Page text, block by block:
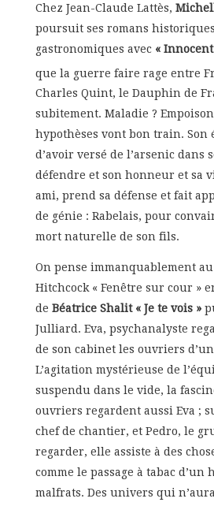
Chez Jean-Claude Lattès,
poursuit ses romans
gastronomiques avec «
que la guerre faire rage entre
Charles Quint, le Dauphin de
subitement. Maladie ?
hypothèses vont bon train. Son
d’avoir versé de l’arsenic dans
défendre et son honneur et sa
ami, prend sa défense et fait
de génie : Rabelais, pour
mort naturelle de son fils.
On pense immanquablement
Hitchcock « Fenêtre sur cour »
de Béatrice Shalit « Je te vois »
Julliard. Eva, psychanalyste
de son cabinet les ouvriers
L’agitation mystérieuse de
suspendu dans le vide, la
ouvriers regardent aussi Eva ;
chef de chantier, et Pedro, le
regarder, elle assiste à des
comme le passage à tabac d’un
malfrats. Des univers qui